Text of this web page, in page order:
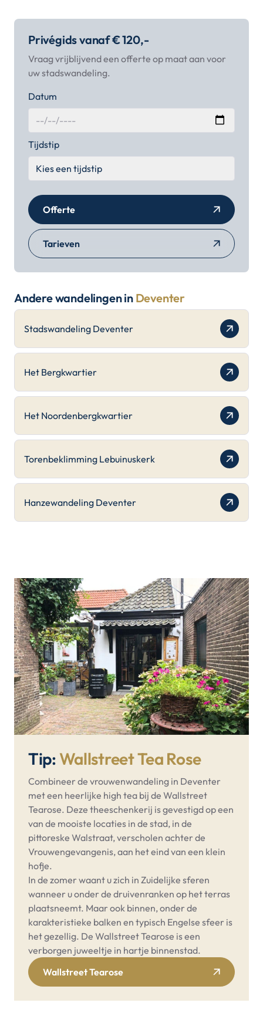
Privégids vanaf € 120,-
Vraag vrijblijvend een offerte op maat aan voor
uw stadswandeling.
Datum
Tijdstip
Offerte
Tarieven
Andere wandelingen in Deventer
Stadswandeling Deventer
Het Bergkwartier
Het Noordenbergkwartier
Torenbeklimming Lebuinuskerk
Hanzewandeling Deventer
Tip:Wallstreet Tea Rose
Combineer de vrouwenwandeling in Deventer
met een heerlijke high tea bij de Wallstreet
Tearose. Deze theeschenkerij is gevestigd op een
van de mooiste locaties in de stad, in de
pittoreske Walstraat, verscholen achter de
Vrouwengevangenis, aan het eind van een klein
hofje.
In de zomer waant u zich in Zuidelijke sferen
wanneer u onder de druivenranken op het terras
plaatsneemt. Maar ook binnen, onder de
karakteristieke balken en typisch Engelse sfeer is
het gezellig. De Wallstreet Tearose is een
verborgen juweeltje in hartje binnenstad.
Wallstreet Tearose